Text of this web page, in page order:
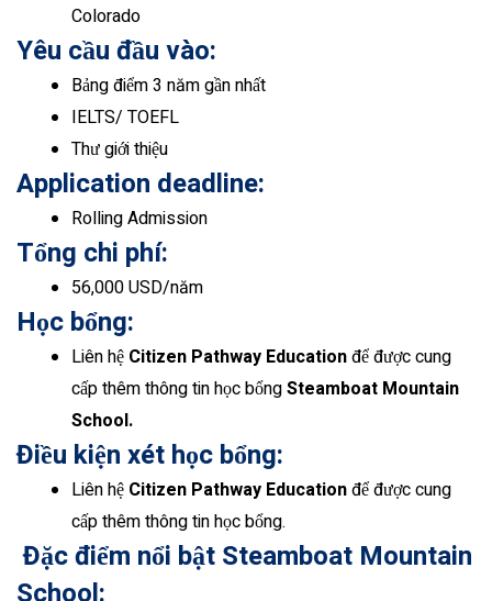
Colorado
Yêu cầu đầu vào:
Bảng điểm 3 năm gần nhất
IELTS/ TOEFL
Thư giới thiệu
Application deadline:
Rolling Admission
Tổng chi phí:
56,000 USD/năm
Học bổng:
Liên hệ Citizen Pathway Educationđể được cung
cấp thêm thông tin học bổngSteamboat Mountain
School.
Điều kiện xét học bổng:
Liên hệ Citizen Pathway Educationđể được cung
cấp thêm thông tin học bổng.
Đặc điểm nổi bật Steamboat Mountain